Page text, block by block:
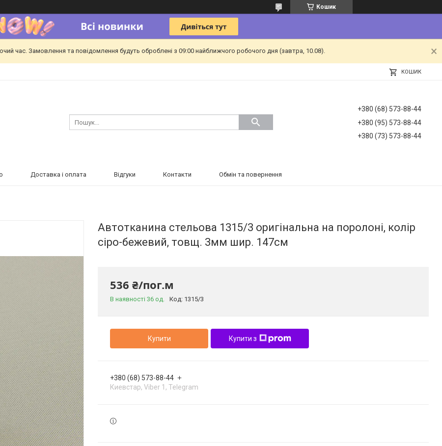
Кошик
час. Замовлення та повідомлення будуть оброблені з 09:00 найближчого робочого дня (завтра, 10.08).
КОШИК
+380 (68) 573-88-44
+380 (95) 573-88-44
+380 (73) 573-88-44
Доставка і оплата Відгуки Контакти Обмін та повернення
Автотканина стельова 1315/3 оригінальна на поролоні, колір
сіро-бежевий, товщ. 3мм шир. 147см
536 ₴/пог.м
В наявності 36 од. Код: 1315/3
Купити Купити з
+380 (68) 573-88-44
Киевстар, Viber 1, Telegram